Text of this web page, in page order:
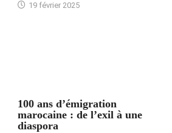
19 février 2025
100 ans d’émigration
marocaine : de l’exil à une
diaspora